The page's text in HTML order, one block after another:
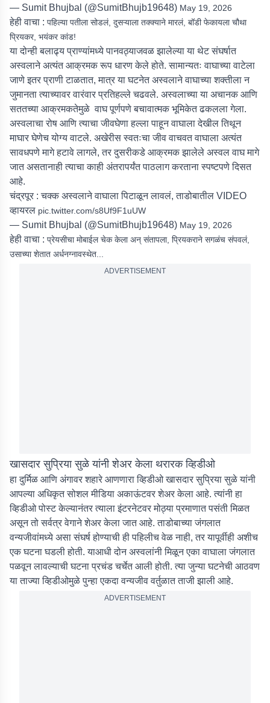
— Sumit Bhujbal (@SumitBhujb19648) May 19, 2026
हेही वाचा : पहिल्या पतीला सोडलं, दुसऱ्याला तक्क्याने मारलं, बॉडी फेकायला चौथा
प्रियकर, भयंकर कांड!
या दोन्ही बलाढ्य प्राण्यांमध्ये पानवठ्याजवळ झालेल्या या थेट संघर्षात
अस्वलाने अत्यंत आक्रमक रूप धारण केले होते. सामान्यतः वाघाच्या वाटेला
जाणे इतर प्राणी टाळतात, मात्र या घटनेत अस्वलाने वाघाच्या शक्तीला न
जुमानता त्याच्यावर वारंवार प्रतिहल्ले चढवले. अस्वलाच्या या अचानक आणि
सततच्या आक्रमकतेमुळे वाघ पूर्णपणे बचावात्मक भूमिकेत ढकलला गेला.
अस्वलाचा रोष आणि त्याचा जीवघेणा हल्ला पाहून वाघाला देखील तिथून
माघार घेणेच योग्य वाटले. अखेरीस स्वतःचा जीव वाचवत वाघाला अत्यंत
सावधपणे मागे हटावे लागले, तर दुसरीकडे आक्रमक झालेले अस्वल वाघ मागे
जात असतानाही त्याचा काही अंतरापर्यंत पाठलाग करताना स्पष्टपणे दिसत
आहे.
चंद्रपूर : चक्क अस्वलाने वाघाला पिटाळून लावलं, ताडोबातील VIDEO
व्हायरल pic.twitter.com/s8Uf9F1uUW
— Sumit Bhujbal (@SumitBhujb19648) May 19, 2026
हेही वाचा : प्रेयसीचा मोबाईल चेक केला अन् संतापला, प्रियकराने सगळंच संपवलं,
उसाच्या शेतात अर्धनग्नावस्थेत...
ADVERTISEMENT
खासदार सुप्रिया सुळे यांनी शेअर केला थरारक व्हिडीओ
हा दुर्मिळ आणि अंगावर शहारे आणणारा व्हिडीओ खासदार सुप्रिया सुळे यांनी
आपल्या अधिकृत सोशल मीडिया अकाऊंटवर शेअर केला आहे. त्यांनी हा
व्हिडीओ पोस्ट केल्यानंतर त्याला इंटरनेटवर मोठ्या प्रमाणात पसंती मिळत
असून तो सर्वत्र वेगाने शेअर केला जात आहे. ताडोबाच्या जंगलात
वन्यजीवांमध्ये असा संघर्ष होण्याची ही पहिलीच वेळ नाही, तर यापूर्वीही अशीच
एक घटना घडली होती. याआधी दोन अस्वलांनी मिळून एका वाघाला जंगलात
पळवून लावल्याची घटना प्रचंड चर्चेत आली होती. त्या जुन्या घटनेची आठवण
या ताज्या व्हिडीओमुळे पुन्हा एकदा वन्यजीव वर्तुळात ताजी झाली आहे.
ADVERTISEMENT